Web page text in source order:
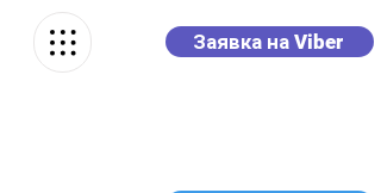
Заявка на Viber